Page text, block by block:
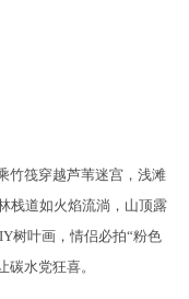
竹筏穿越芦苇迷宫，浅滩
栈道如火焰流淌，山顶露
树叶画，情侣必拍“粉色
水党狂喜。